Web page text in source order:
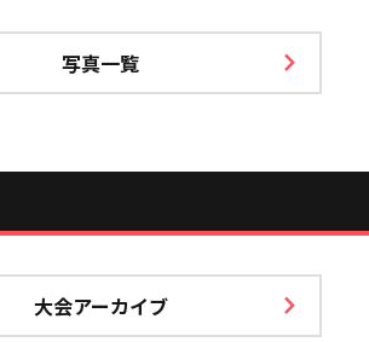
写真一覧
大会アーカイブ